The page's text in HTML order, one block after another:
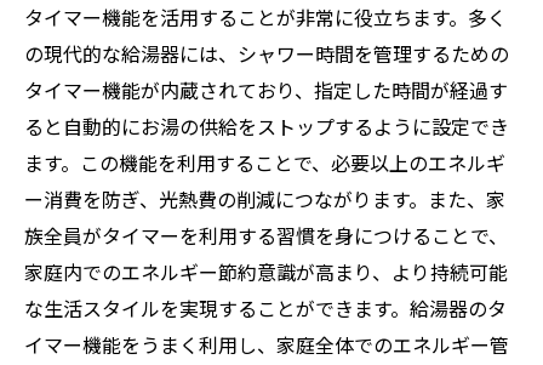
タイマー機能を活用することが非常に役立ちます。多く
の現代的な給湯器には、シャワー時間を管理するための
タイマー機能が内蔵されており、指定した時間が経過す
ると自動的にお湯の供給をストップするように設定でき
ます。この機能を利用することで、必要以上のエネルギ
ー消費を防ぎ、光熱費の削減につながります。また、家
族全員がタイマーを利用する習慣を身につけることで、
家庭内でのエネルギー節約意識が高まり、より持続可能
な生活スタイルを実現することができます。給湯器のタ
イマー機能をうまく利用し、家庭全体でのエネルギー管